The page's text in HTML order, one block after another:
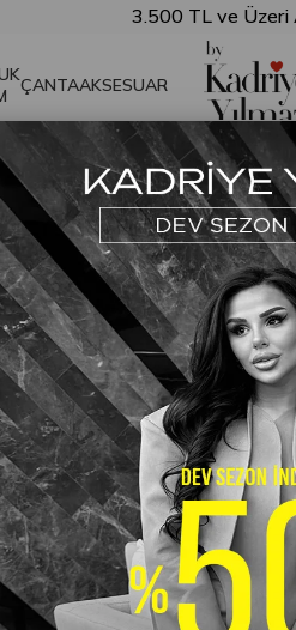
3.500 TL ve Üzeri
ÇANTAAKSESUAR